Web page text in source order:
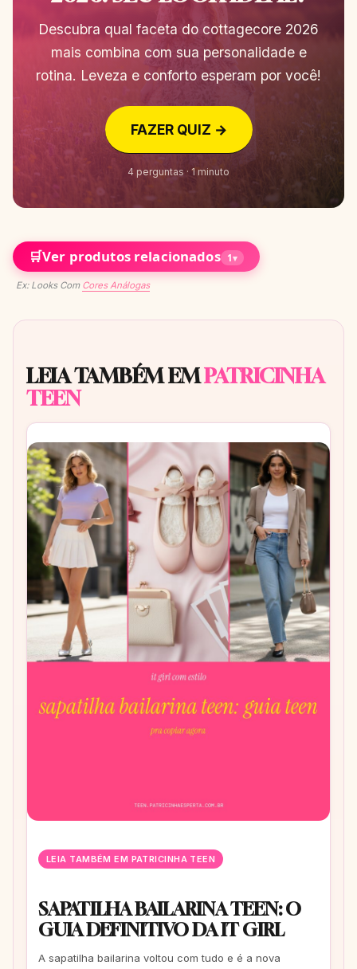
Descubra qual faceta do cottagecore 2026
mais combina com sua personalidade e
rotina. Leveza e conforto esperam por você!
FAZER QUIZ →
4 perguntas · 1 minuto
🛒Ver produtos relacionados 1▾
Ex: Looks Com Cores Análogas
LEIA TAMBÉM EMPATRICINHA
TEEN
LEIA TAMBÉM EM PATRICINHA TEEN
SAPATILHA BAILARINA TEEN: O
GUIA DEFINITIVO DA IT GIRL
A sapatilha bailarina voltou com tudo e é a nova